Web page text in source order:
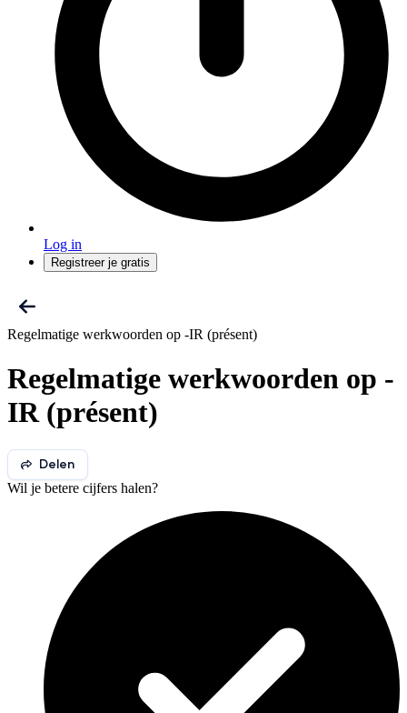
Log in
Registreer je gratis
Regelmatige werkwoorden op -IR (présent)
Regelmatige werkwoorden op -
IR (présent)
Delen
Wil je betere cijfers halen?